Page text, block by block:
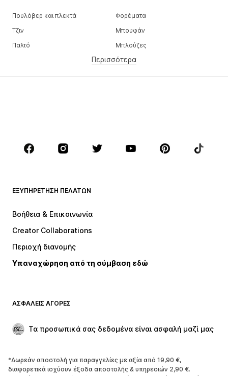
Πουλόβερ και πλεκτά
Φορέματα
Τζιν
Μπουφάν
Παλτό
Μπλούζες
Εσώρουχα
Αξεσουάρ
Premium
ΝΕΑ
Εσώρουχα
Παλτό
Φούστες
Περιστάσεις
Aποκλειστικά
ΠΑΠΟΎΤΣΙΑ
Περισσότερα
ΕΞΥΠΗΡΈΤΗΣΗ ΠΕΛΑΤΏΝ
Βοήθεια & Επικοινωνία
Creator Collaborations
Περιοχή διανομής
Υπαναχώρηση από τη σύμβαση εδώ
ΑΣΦΑΛΕΊΣ ΑΓΟΡΈΣ
Τα προσωπικά σας δεδομένα είναι ασφαλή μαζί μας
*Δωρεάν αποστολή για παραγγελίες με αξία από 19,90 €,
διαφορετικά ισχύουν έξοδα αποστολής & υπηρεσιών 2,90 €.